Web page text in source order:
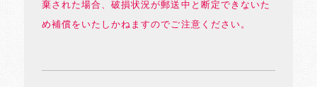
棄された場合、破損状況が郵送中と断定できないた
め補償をいたしかねますのでご注意ください。